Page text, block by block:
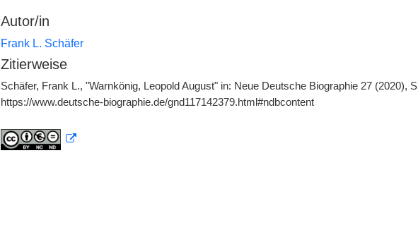
Autor/in
Frank L. Schäfer
Zitierweise
Schäfer, Frank L., "Warnkönig, Leopold August" in: Neue Deutsche Biographie 27 (2020),
https://www.deutsche-biographie.de/gnd117142379.html#ndbcontent